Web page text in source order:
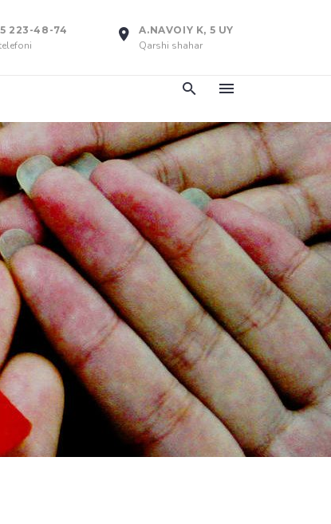
223-48-74 A.NAVOIY K, 5 UY
Qarshi shahar